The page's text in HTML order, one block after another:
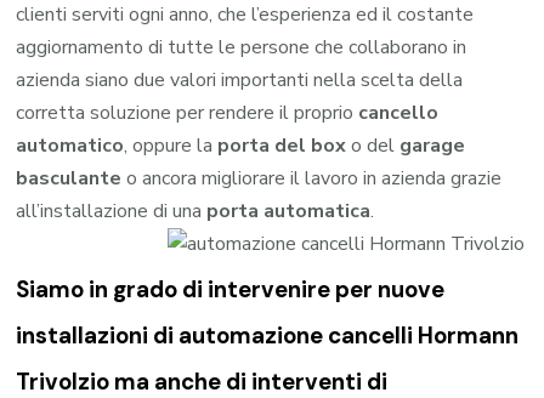
clienti serviti ogni anno, che l’esperienza ed il costante
aggiornamento di tutte le persone che collaborano in
azienda siano due valori importanti nella scelta della
corretta soluzione per rendere il proprio cancello
automatico, oppure la porta del boxo del garage
basculante o ancora migliorare il lavoro in azienda grazie
all’installazione di una porta automatica.
Siamo in grado di intervenire per nuove
installazioni di automazione cancelli Hormann
Trivolzio ma anche di interventi di